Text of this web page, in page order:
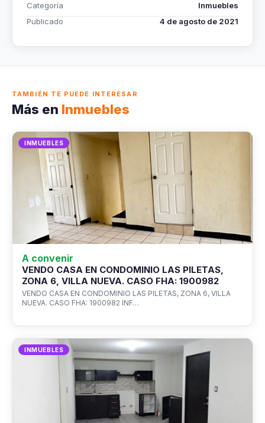
Categoría
Inmuebles
Publicado
4 de agosto de 2021
TAMBIÉN TE PUEDE INTERESAR
Más en Inmuebles
INMUEBLES
A convenir
VENDO CASA EN CONDOMINIO LAS PILETAS,
ZONA 6, VILLA NUEVA. CASO FHA: 1900982
VENDO CASA EN CONDOMINIO LAS PILETAS, ZONA 6, VILLA
NUEVA. CASO FHA: 1900982 INF…
INMUEBLES